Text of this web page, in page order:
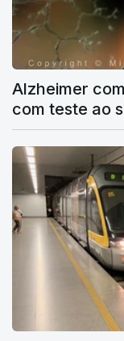
Alzheimer
com teste ao